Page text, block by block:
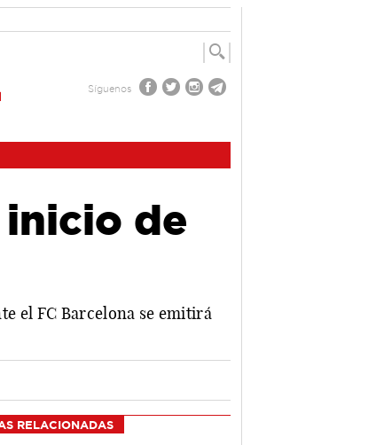
Síguenos
inicio de
el FC Barcelona se emitirá
RELACIONADAS